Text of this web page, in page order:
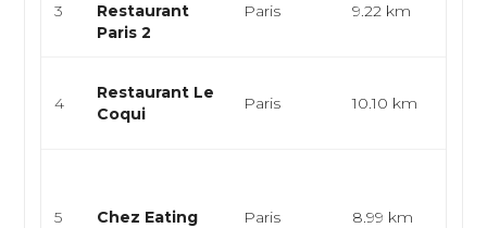
3
Restaurant
Paris 2
Paris 9.22 km
4
Restaurant Le
Coqui
Paris 10.10 km
5 Chez Eating Paris 8.99 km